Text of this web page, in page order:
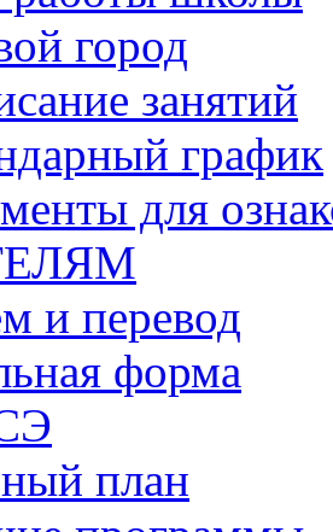
город
занятий
график
для
и перевод
форма
план